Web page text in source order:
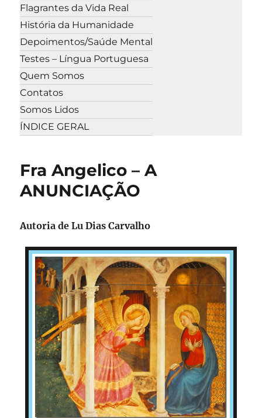
Flagrantes da Vida Real
História da Humanidade
Depoimentos/Saúde Mental
Testes – Língua Portuguesa
Quem Somos
Contatos
Somos Lidos
ÍNDICE GERAL
Fra Angelico – A
ANUNCIAÇÃO
Autoria deLu Dias Carvalho